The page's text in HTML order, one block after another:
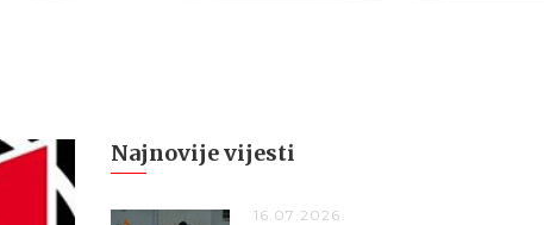
Najnovije vijesti
16.07.2026.